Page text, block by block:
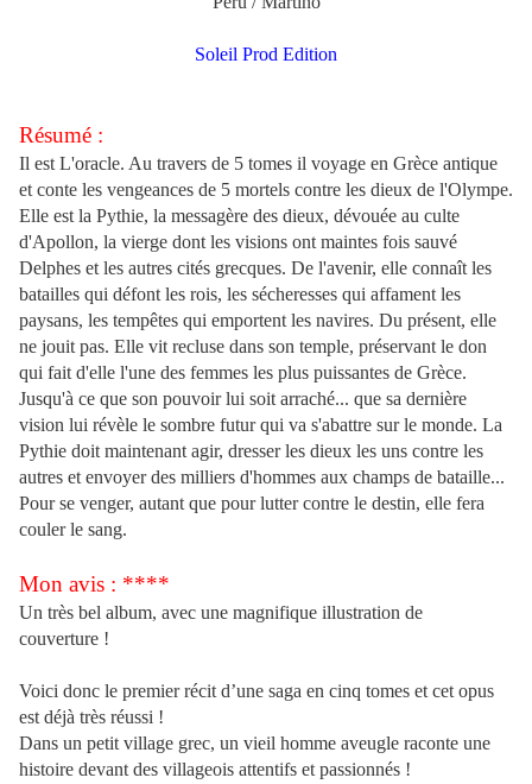
Soleil Prod Edition
Résumé :
Il est L'oracle. Au travers de 5 tomes il voyage en Grèce antique
et conte les vengeances de 5 mortels contre les dieux de l'Olympe.
Elle est la Pythie, la messagère des dieux, dévouée au culte
d'Apollon, la vierge dont les visions ont maintes fois sauvé
Delphes et les autres cités grecques. De l'avenir, elle connaît les
batailles qui défont les rois, les sécheresses qui affament les
paysans, les tempêtes qui emportent les navires. Du présent, elle
ne jouit pas. Elle vit recluse dans son temple, préservant le don
qui fait d'elle l'une des femmes les plus puissantes de Grèce.
Jusqu'à ce que son pouvoir lui soit arraché... que sa dernière
vision lui révèle le sombre futur qui va s'abattre sur le monde. La
Pythie doit maintenant agir, dresser les dieux les uns contre les
autres et envoyer des milliers d'hommes aux champs de bataille...
Pour se venger, autant que pour lutter contre le destin, elle fera
couler le sang.
Mon avis : ****
Un très bel album, avec une magnifique illustration de
couverture !
Voici donc le premier récit d’une saga en cinq tomes et cet opus
est déjà très réussi !
Dans un petit village grec, un vieil homme aveugle raconte une
histoire devant des villageois attentifs et passionnés !